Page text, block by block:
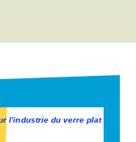
l'industrie du verre plat